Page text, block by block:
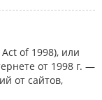
of 1998), или
от 1998 г. —
от сайтов,